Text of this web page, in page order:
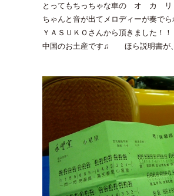
とってもちっちゃな車の オ カ
ちゃんと音が出てメロディーが
ＹＡＳＵＫＯさんから頂きました！！
中国のお土産です♫ ほら説明書が、